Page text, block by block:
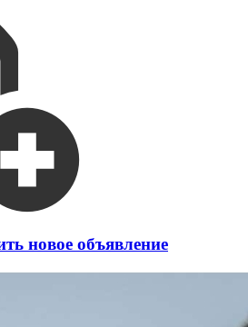
новое объявление